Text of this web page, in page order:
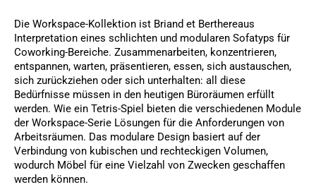
Die Workspace-Kollektion ist Briand et Berthereaus
Interpretation eines schlichten und modularen Sofatyps für
Coworking-Bereiche. Zusammenarbeiten, konzentrieren,
entspannen, warten, präsentieren, essen, sich austauschen,
sich zurückziehen oder sich unterhalten: all diese
Bedürfnisse müssen in den heutigen Büroräumen erfüllt
werden. Wie ein Tetris-Spiel bieten die verschiedenen Module
der Workspace-Serie Lösungen für die Anforderungen von
Arbeitsräumen. Das modulare Design basiert auf der
Verbindung von kubischen und rechteckigen Volumen,
wodurch Möbel für eine Vielzahl von Zwecken geschaffen
werden können.